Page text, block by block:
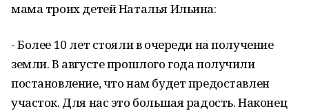
мама троих детей Наталья Ильина:
- Более 10 лет стояли в очереди на получение
земли. В августе прошлого года получили
постановление, что нам будет предоставлен
участок. Для нас это большая радость. Наконец